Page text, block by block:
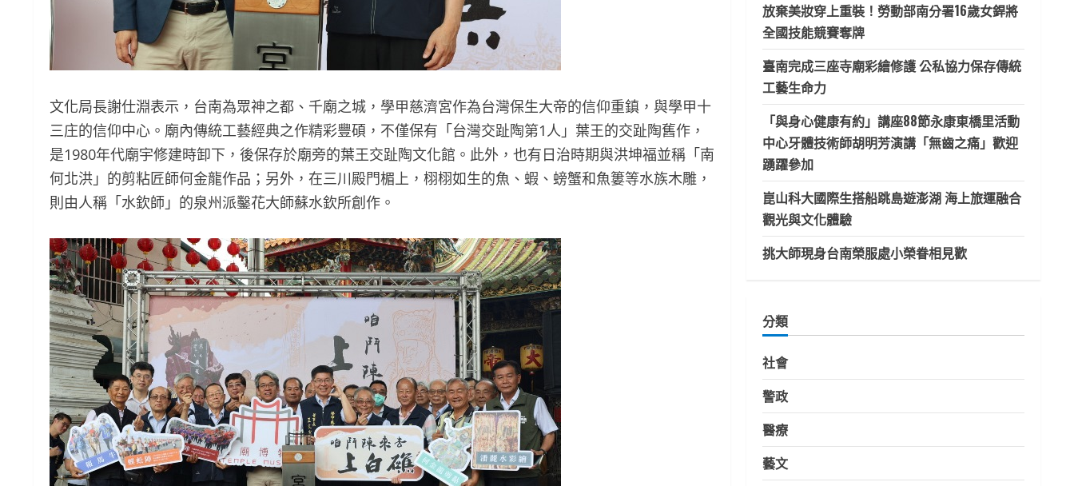
文化局長謝仕淵表示，台南為眾神之都、千廟之城，學甲慈濟宮作為台灣保生大帝的信仰重鎮，與學甲十
三庄的信仰中心。廟內傳統工藝經典之作精彩豐碩，不僅保有「台灣交趾陶第1人」葉王的交趾陶舊作，
是1980年代廟宇修建時卸下，後保存於廟旁的葉王交趾陶文化館。此外，也有日治時期與洪坤福並稱「南
何北洪」的剪粘匠師何金龍作品；另外，在三川殿門楣上，栩栩如生的魚、蝦、螃蟹和魚簍等水族木雕，
則由人稱「水欽師」的泉州派鑿花大師蘇水欽所創作。
放棄美妝穿上重裝！勞動部南分署16歲女銲將
全國技能競賽奪牌
臺南完成三座寺廟彩繪修護 公私協力保存傳統
工藝生命力
「與身心健康有約」講座88節永康東橋里活動
中心牙體技術師胡明芳演講「無齒之痛」歡迎
踴躍參加
崑山科大國際生搭船跳島遊澎湖 海上旅運融合
觀光與文化體驗
挑大師現身台南榮服處小榮眷相見歡
分類
社會
警政
醫療
藝文